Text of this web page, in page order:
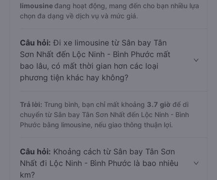
limousine đang hoạt động, mang đến cho bạn nhiều lựa
chọn đa dạng về dịch vụ và mức giá.
Câu hỏi: Đi xe limousine từ Sân bay Tân
Sơn Nhất đến Lộc Ninh - Bình Phước mất
bao lâu, có mất thời gian hơn các loại
phương tiện khác hay không?
Trả lời: Trung bình, bạn chỉ mất khoảng 3.7 giờ để di
chuyển từ Sân bay Tân Sơn Nhất đến Lộc Ninh - Bình
Phước bằng limousine, nếu giao thông thuận lợi.
Câu hỏi: Khoảng cách từ Sân bay Tân Sơn
Nhất đi Lộc Ninh - Bình Phước là bao nhiêu
km?